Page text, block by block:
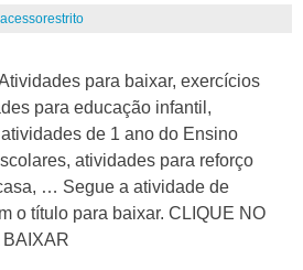
acessorestrito
para baixar, exercícios
para educação infantil,
de 1 ano do Ensino
atividades para reforço
… Segue a atividade de
o título para baixar. CLIQUE NO
BAIXAR